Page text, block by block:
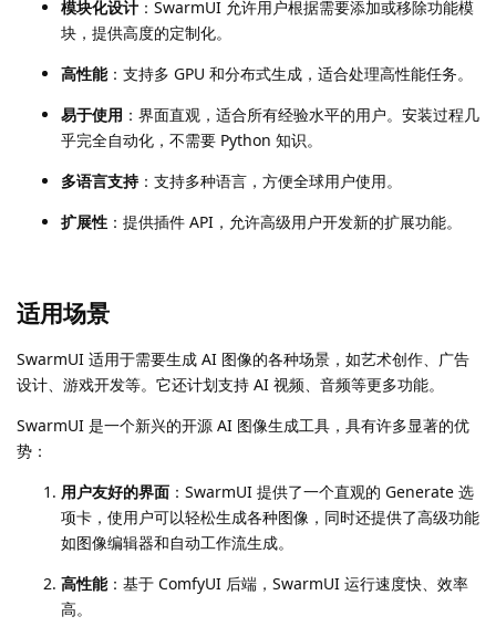
模块化设计 ：SwarmUI 允许用户根据需要添加或移除功能模
块，提供高度的定制化。
高性能：支持多 GPU 和分布式生成，适合处理高性能任务。
易于使用 ：界面直观，适合所有经验水平的用户。安装过程几
乎完全自动化，不需要 Python 知识。
多语言支持：支持多种语言，方便全球用户使用。
扩展性 ：提供插件 API，允许高级用户开发新的扩展功能。
适用场景
SwarmUI 适用于需要生成 AI 图像的各种场景，如艺术创作、广告
设计、游戏开发等。它还计划支持 AI 视频、音频等更多功能。
SwarmUI 是一个新兴的开源 AI 图像生成工具，具有许多显著的优
势：
用户友好的界面 ：SwarmUI 提供了一个直观的 Generate 选
项卡，使用户可以轻松生成各种图像，同时还提供了高级功能
如图像编辑器和自动工作流生成。
高性能：基于 ComfyUI 后端，SwarmUI 运行速度快、效率
高。